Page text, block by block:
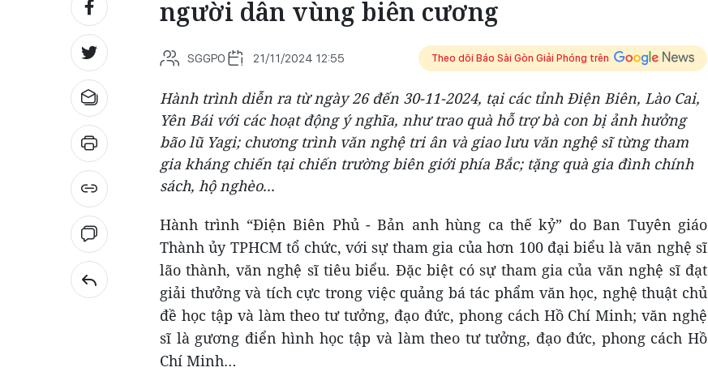
người dân vùng biên cương
SGGPO 21/11/2024 12:55 Theo dõi Báo Sài Gòn Giải Phóng trên
Hành trình diễn ra từ ngày 26 đến 30-11-2024, tại các tỉnh Điện Biên, Lào Cai,
Yên Bái với các hoạt động ý nghĩa, như trao quà hỗ trợ bà con bị ảnh hưởng
bão lũ Yagi; chương trình văn nghệ tri ân và giao lưu văn nghệ sĩ từng tham
gia kháng chiến tại chiến trường biên giới phía Bắc; tặng quà gia đình chính
sách, hộ nghèo...
Hành trình “Điện Biên Phủ - Bản anh hùng ca thế kỷ” do Ban Tuyên giáo
Thành ủy TPHCM tổ chức, với sự tham gia của hơn 100 đại biểu là văn nghệ sĩ
lão thành, văn nghệ sĩ tiêu biểu. Đặc biệt có sự tham gia của văn nghệ sĩ đạt
giải thưởng và tích cực trong việc quảng bá tác phẩm văn học, nghệ thuật chủ
đề học tập và làm theo tư tưởng, đạo đức, phong cách Hồ Chí Minh; văn nghệ
sĩ là gương điển hình học tập và làm theo tư tưởng, đạo đức, phong cách Hồ
Chí Minh…